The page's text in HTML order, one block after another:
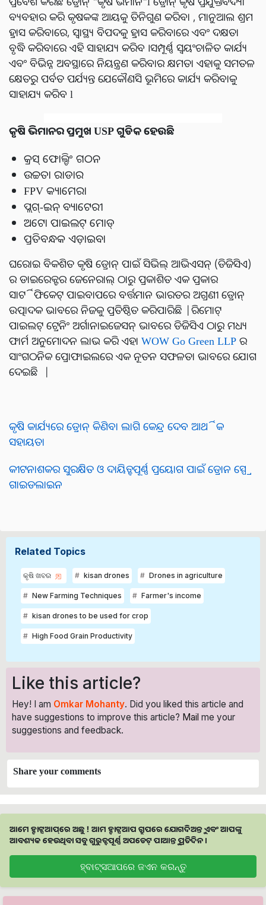
ବ୍ୟବହାର କରି କୃଷକଙ୍କ ଆୟକୁ ତିନିଗୁଣ କରିବା , ମାନୁଆଲ ଶ୍ରମ
ହ୍ରାସ କରିବାରେ, ସ୍ୱାସ୍ଥ୍ୟ ବିପଦକୁ ହ୍ରାସ କରିବାରେ ଏବଂ ଦକ୍ଷତା
ବୃଦ୍ଧି କରିବାରେ ଏହି ସାହାଯ୍ୟ କରିବ ।ସମ୍ପୂର୍ଣ୍ଣ ସ୍ୱୟଂଚାଳିତ କାର୍ଯ୍ୟ
ଏବଂ ବିଭିନ୍ନ ଅବସ୍ଥାରେ ନିୟନ୍ତ୍ରଣ କରିବାର କ୍ଷମତା ଏହାକୁ ସମତଳ
କ୍ଷେତରୁ ପର୍ବତ ପର୍ଯ୍ୟନ୍ତ ଯେକୌଣସି ଭୂମିରେ କାର୍ଯ୍ୟ କରିବାକୁ
ସାହାଯ୍ୟ କରିବ l
କୃଷି ଭିମାନର ପ୍ରମୁଖ USP ଗୁଡିକ ହେଉଛି
କ୍ରସ୍ ଫୋଲ୍ଡିଂ ଗଠନ
ଉଚ୍ଚତା ରାଡାର
FPV କ୍ୟାମେରା
ପ୍ଲଗ୍-ଇନ୍ ବ୍ୟାଟେରୀ
ଅଟୋ ପାଇଲଟ୍ ମୋଡ୍
ପ୍ରତିବନ୍ଧକ ଏଡ଼ାଇବା
ଘରୋଇ ବିକଶିତ କୃଷି ଡ୍ରୋନ୍ ପାଇଁ ସିଭିଲ୍ ଆଭିଏସନ୍ (ଡିଜିସିଏ)
ର ଡାଇରେକ୍ଟର ଜେନେରାଲ୍ ଠାରୁ ପ୍ରକାଶିତ ଏକ ପ୍ରକାର
ସାର୍ଟିଫିକେଟ୍ ପାଇବାପରେ ବର୍ତ୍ତମାନ ଭାରତର ଅଗ୍ରଣୀ ଡ୍ରୋନ୍
ଉତ୍ପାଦକ ଭାବରେ ନିଜକୁ ପ୍ରତିଷ୍ଠିତ କରିପାରିଛି |ରିମୋଟ୍
ପାଇଲଟ୍ ଟ୍ରେନିଂ ଅର୍ଗାନାଇଜେସନ୍ ଭାବରେ ଡିଜିସିଏ ଠାରୁ ମଧ୍ୟ
ଫାର୍ମ ଅନୁମୋଦନ ଲାଭ କରି ଏହା WOW Go Green LLP ର
ସାଂଗଠନିକ ପ୍ରୋଫାଇଲରେ ଏକ ନୂତନ ସଫଳତା ଭାବରେ ଯୋଗ
ଦେଇଛି |
କୃଷି କାର୍ଯ୍ୟରେ ଡ୍ରୋନ୍‌ କିଣିବା ଲାଗି କେନ୍ଦ୍ର ଦେବ ଆର୍ଥିକ
ସହାୟତା
କୀଟନାଶକର ସୁରକ୍ଷିତ ଓ ଦାୟିତ୍ବପୂର୍ଣ୍ଣ ପ୍ରୟୋଗ ପାଇଁ ଡ୍ରୋନ ସ୍ପ୍ରେ
ଗାଇଡଲାଇନ
Related Topics
କୃଷି ଖବର kisan drones Drones in agriculture
New Farming Techniques Farmer's income
kisan drones to be used for crop
High Food Grain Productivity
Like this article?
Hey! I am Omkar Mohanty. Did you liked this article and
have suggestions to improve this article? Mail me your
suggestions and feedback.
Share your comments
ଆମେ ହ୍ବାଟ୍ସଆପ୍‌ରେ ଅଛୁ ! ଆମ ହ୍ବାଟ୍ସଆପ ଗ୍ରୁପରେ ଯୋଗଦିଅନ୍ତୁ ଏବଂ ଆପଙ୍କୁ
ଆବଶ୍ୟକ ହେଉଥିବା ସବୁ ଗୁରୁତ୍ବପୂର୍ଣ୍ଣ ଅପଡେଟ୍‌ ପାଆନ୍ତୁ ପ୍ରତିଦିନ ।
ହ୍ବାଟ୍ସଆପରେ ଜଏନ କରନ୍ତୁ